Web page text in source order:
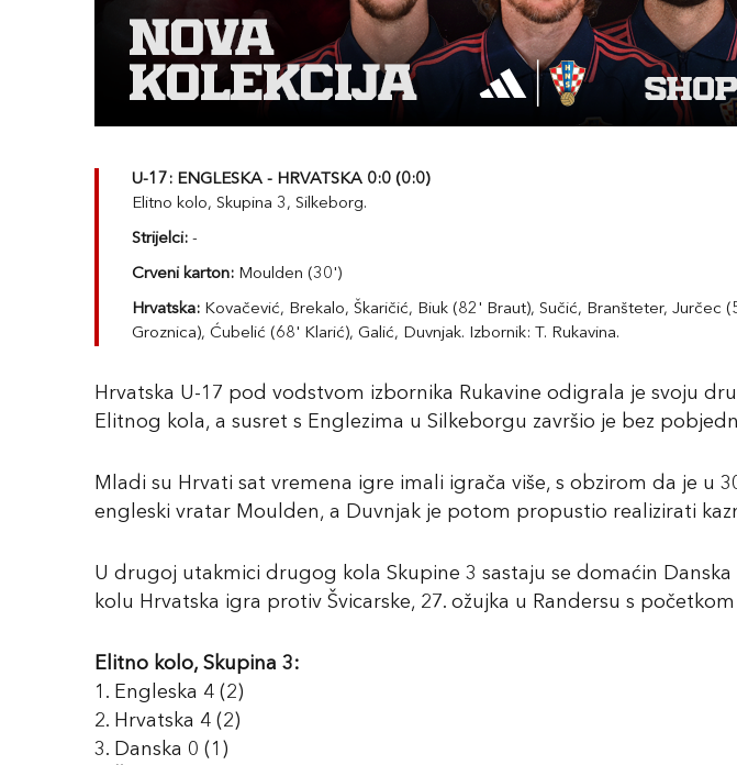
U-17: ENGLESKA - HRVATSKA 0:0 (0:0)
Elitno kolo, Skupina 3, Silkeborg.
Strijelci: -
Crveni karton: Moulden (30')
Hrvatska: Kovačević, Brekalo, Škaričić, Biuk (82' Braut), Sučić, Branšteter, Jurčec
Groznica), Ćubelić (68' Klarić), Galić, Duvnjak. Izbornik: T. Rukavina.
Hrvatska U-17 pod vodstvom izbornika Rukavine odigrala je svoju
Elitnog kola, a susret s Englezima u Silkeborgu završio je bez
Mladi su Hrvati sat vremena igre imali igrača više, s obzirom da je u
engleski vratar Moulden, a Duvnjak je potom propustio realizirati
U drugoj utakmici drugog kola Skupine 3 sastaju se domaćin Danska
kolu Hrvatska igra protiv Švicarske, 27. ožujka u Randersu s
Elitno kolo, Skupina 3:
1. Engleska 4 (2)
2. Hrvatska 4 (2)
3. Danska 0 (1)